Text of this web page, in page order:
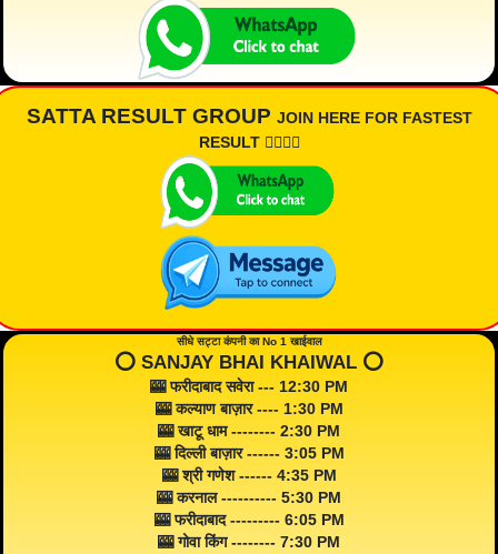
SATTA RESULT GROUP JOIN HERE FOR FASTEST
RESULT 👇🏾👇🏾
सीधे सट्टा कंपनी का No 1 खाईवाल
⭕️ SANJAY BHAI KHAIWAL ⭕️
🎰 फरीदाबाद सवेरा --- 12:30 PM
🎰 कल्याण बाज़ार ---- 1:30 PM
🎰 खाटू धाम -------- 2:30 PM
🎰 दिल्ली बाज़ार ------ 3:05 PM
🎰 श्री गणेश ------ 4:35 PM
🎰 करनाल ---------- 5:30 PM
🎰 फरीदाबाद --------- 6:05 PM
🎰 गोवा किंग -------- 7:30 PM